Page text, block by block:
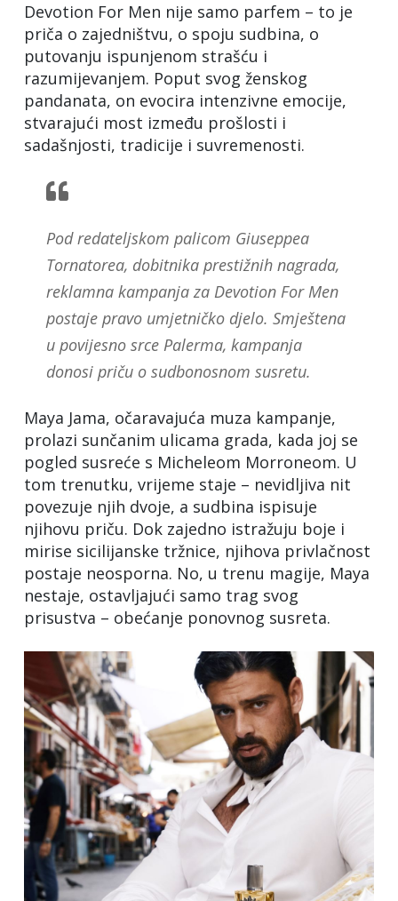
Devotion For Men nije samo parfem – to je
priča o zajedništvu, o spoju sudbina, o
putovanju ispunjenom strašću i
razumijevanjem. Poput svog ženskog
pandanata, on evocira intenzivne emocije,
stvarajući most između prošlosti i
sadašnjosti, tradicije i suvremenosti.
Pod redateljskom palicom Giuseppea
Tornatorea, dobitnika prestižnih nagrada,
reklamna kampanja za Devotion For Men
postaje pravo umjetničko djelo. Smještena
u povijesno srce Palerma, kampanja
donosi priču o sudbonosnom susretu.
Maya Jama, očaravajuća muza kampanje,
prolazi sunčanim ulicama grada, kada joj se
pogled susreće s Micheleom Morroneom. U
tom trenutku, vrijeme staje – nevidljiva nit
povezuje njih dvoje, a sudbina ispisuje
njihovu priču. Dok zajedno istražuju boje i
mirise sicilijanske tržnice, njihova privlačnost
postaje neosporna. No, u trenu magije, Maya
nestaje, ostavljajući samo trag svog
prisustva – obećanje ponovnog susreta.